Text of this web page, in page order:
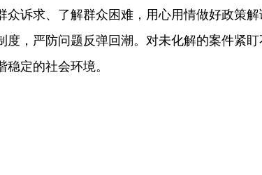
诉求、了解群众困难，用心用情做好政策
度 ，严防问题反弹回潮。对未化解的案件紧
定的社会环境。